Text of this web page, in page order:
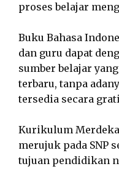
proses belajar
Buku Bahasa
dan guru dapat
sumber belajar
terbaru, tanpa
tersedia secara
Kurikulum
merujuk pada SNP
tujuan pendidikan